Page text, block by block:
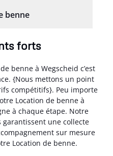
benne
forts
benne à Wegscheid c’est
{Nous mettons un point
compétitifs}. Peu importe
Location de benne à
à chaque étape. Notre
une collecte
sur mesure
Location de benne.